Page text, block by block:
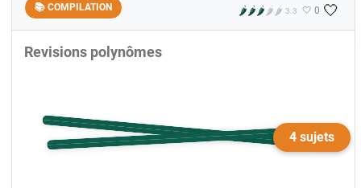
📚 COMPILATION 🌶️🌶️🌶️ 🌶️ 🌶️ 3.3 🤍 0 🤍
Revisions polynômes
4 sujets